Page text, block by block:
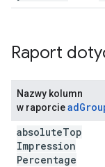
Raport
Nazwy kolumn
w raporcie
absoluteTop
Impression
Percentage